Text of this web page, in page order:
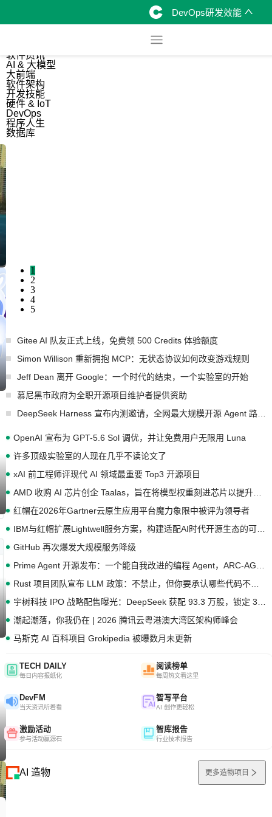
DevOps研发效能
软件资讯
AI & 大模型
大前端
软件架构
开发技能
硬件 & IoT
DevOps
程序人生
数据库
1
2
3
4
5
Gitee AI 队友正式上线，免费领 500 Credits 体验额度
Simon Willison 重新拥抱 MCP：无状态协议如何改变游戏规则
Jeff Dean 离开 Google：一个时代的结束，一个实验室的开始
慕尼黑市政府为全职开源项目维护者提供资助
OpenAI 宣布为 GPT-5.6 Sol 调优，并让免费用户无限用 Luna
许多顶级实验室的人现在几乎不读论文了
xAI 前工程师评现代 AI 领域最重要 Top3 开源项目
红帽在2026年Gartner云原生应用平台魔力象限中被评为领导者
GitHub 再次爆发大规模服务降级
潮起潮落，你我仍在 | 2026 腾讯云粤港澳大湾区架构师峰会
马斯克 AI 百科项目 Grokipedia 被曝数月未更新
TECH DAILY
每日内容报纸化
阅读榜单
每周热文看这里
DevFM
当天资讯听着看
智写平台
AI 创作更轻松
激励活动
参与活动赢源石
智库报告
行业技术报告
AI 造物 更多造物项目